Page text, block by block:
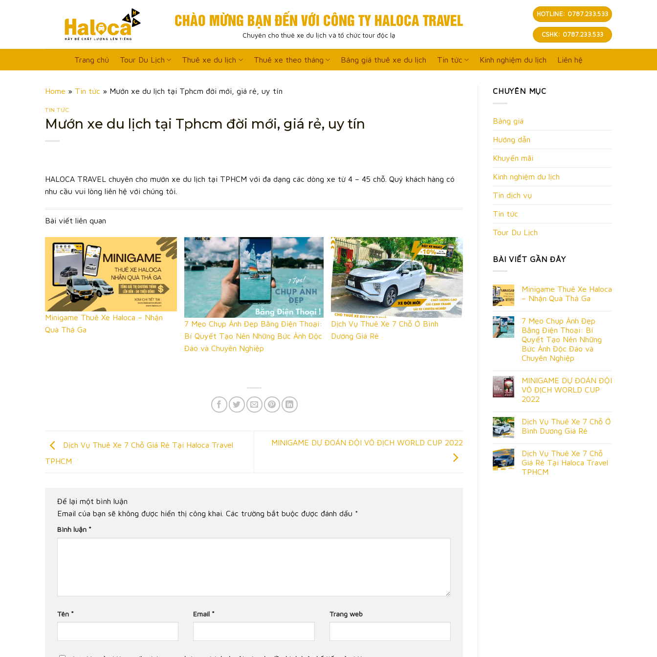
CHÀO MỪNG BẠN ĐẾN VỚI CÔNG TY HALOCA TRAVEL
Chuyên cho thuê xe du lịch và tổ chức tour độc lạ
HOTLINE: 0787.233.533
CSHK: 0787.233.533
Trang chủ Tour Du Lịch Thuê xe du lịch Thuê xe theo tháng Bảng giá thuê xe du lịch Tin tức Kinh nghiệm du lịch Liên hệ
Home » Tin tức » Mướn xe du lịch tại Tphcm đời mới, giá rẻ, uy tín
TIN TỨC
Mướn xe du lịch tại Tphcm đời mới, giá rẻ, uy tín
HALOCA TRAVEL chuyên cho mướn xe du lịch tại TPHCM với đa dạng các dòng xe từ 4 – 45 chỗ. Quý khách hàng có
nhu cầu vui lòng liên hệ với chúng tôi.
Bài viết liên quan
Minigame Thuê Xe Haloca – Nhận
Quà Thả Ga
7 Mẹo Chụp Ảnh Đẹp Bằng Điện Thoại:
Bí Quyết Tạo Nên Những Bức Ảnh Độc
Đáo và Chuyên Nghiệp
Dịch Vụ Thuê Xe 7 Chỗ Ở Bình
Dương Giá Rẻ
Dịch Vụ Thuê Xe 7 Chỗ Giá Rẻ Tại Haloca Travel
TPHCM
MINIGAME DỰ ĐOÁN ĐỘI VÔ ĐỊCH WORLD CUP 2022
Để lại một bình luận
Email của bạn sẽ không được hiển thị công khai. Các trường bắt buộc được đánh dấu *
Bình luận *
Tên * Email * Trang web
CHUYÊN MỤC
Bảng giá
Hướng dẫn
Khuyến mãi
Kinh nghiệm du lịch
Tin dịch vụ
Tin tức
Tour Du Lịch
BÀI VIẾT GẦN ĐÂY
Minigame Thuê Xe Haloca
– Nhận Quà Thả Ga
7 Mẹo Chụp Ảnh Đẹp
Bằng Điện Thoại: Bí
Quyết Tạo Nên Những
Bức Ảnh Độc Đáo và
Chuyên Nghiệp
MINIGAME DỰ ĐOÁN ĐỘI
VÔ ĐỊCH WORLD CUP
2022
Dịch Vụ Thuê Xe 7 Chỗ Ở
Bình Dương Giá Rẻ
Dịch Vụ Thuê Xe 7 Chỗ
Giá Rẻ Tại Haloca Travel
TPHCM